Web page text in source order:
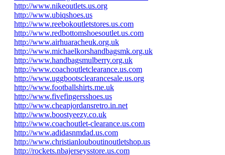
http://www.nikeoutlets.us.org
http://www.ubiqshoes.us
http://www.reebokoutletstores.us.com
http://www.redbottomshoesoutlet.us.com
http://www.airhuaracheuk.org.uk
http://www.michaelkorshandbagsmk.org.uk
http://www.handbagsmulberry.org.uk
http://www.coachoutletclearance.us.com
http://www.uggbootsclearancesale.us.org
http://www.footballshirts.me.uk
http://www.fivefingersshoes.us
http://www.cheapjordansretro.in.net
http://www.boostyeezy.co.uk
http://www.coachoutlet-clearance.us.com
http://www.adidasnmdad.us.com
http://www.christianlouboutinoutletshop.us
http://rockets.nbajerseysstore.us.com